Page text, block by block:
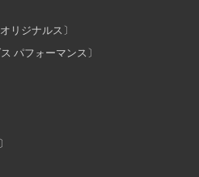
リジナルス〕
パフォーマンス〕